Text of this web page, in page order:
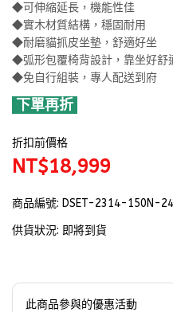
◆可伸縮延長，機能性佳
◆實木材質結構，穩固耐用
◆耐磨貓抓皮坐墊，舒適好坐
◆弧形包覆椅背設計，靠坐好舒
◆免自行組裝，專人配送到府
下單再折
折扣前價格
NT$18,999
商品編號: DSET-2314-150N-
供貨狀況: 即將到貨
此商品參與的優惠活動